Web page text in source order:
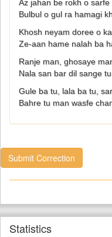
Az jahan be rokh o
Bulbul o gul ra hamagi
Khosh neyam doree o
Ze-aan hame nalah ba
Ranje man, ghosaye
Nala san bar dil sange
Gule ba tu, lala ba tu,
Bahre tu man wasfe
Submit Correction
Statistics